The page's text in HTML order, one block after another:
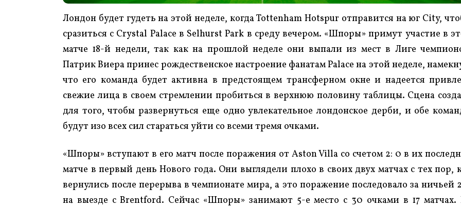
Лондон будет гудеть на этой неделе, когда Tottenham Hotspur отправится на юг City,
сразиться с Crystal Palace в Selhurst Park в среду вечером. «Шпоры» примут участие в
матче 18-й недели, так как на прошлой неделе они выпали из мест в Лиге
Патрик Виера принес рождественское настроение фанатам Palace на этой неделе,
что его команда будет активна в предстоящем трансферном окне и надеется
свежие лица в своем стремлении пробиться в верхнюю половину таблицы. Сцена
для того, чтобы развернуться еще одно увлекательное лондонское дерби, и обе
будут изо всех сил стараться уйти со всеми тремя очками.
«Шпоры» вступают в его матч после поражения от Aston Villa со счетом 2: 0 в их
матче в первый день Нового года. Они выглядели плохо в своих двух матчах с тех пор,
вернулись после перерыва в чемпионате мира, а это поражение последовало за ничьей
на выезде с Brentford. Сейчас «Шпоры» занимают 5-е место с 30 очками в 17 матчах.